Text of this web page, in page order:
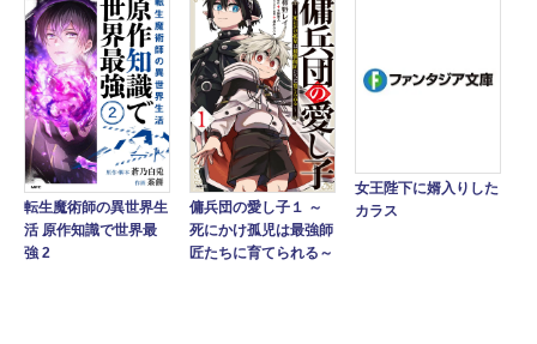
転生魔術師の異世界生
活 原作知識で世界最
強 2
傭兵団の愛し子１ ～
死にかけ孤児は最強師
匠たちに育てられる～
女王陛下に婿入りした
カラス